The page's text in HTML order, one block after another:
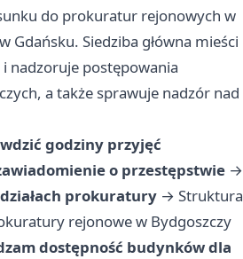
do prokuratur rejonowych w
Gdańsku. Siedziba główna mieści
nadzoruje postępowania
a także sprawuje nadzór nad
godziny przyjęć
o przestępstwie →
prokuratury → Struktura
rejonowe w Bydgoszczy
dostępność budynków dla